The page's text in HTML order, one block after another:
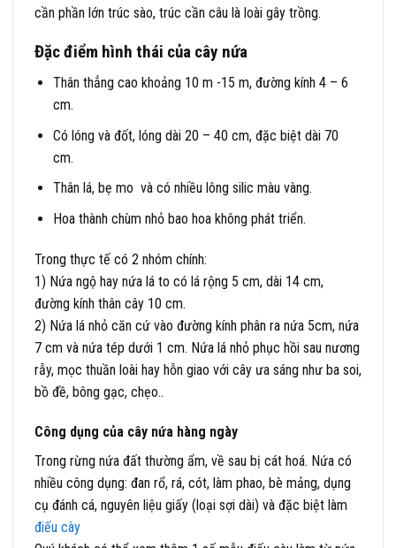
cần phần lớn trúc sào, trúc cần câu là loài gây trồng.
Đặc điểm hình thái của cây nứa
Thân thẳng cao khoảng 10 m -15 m, đường kính 4 – 6
cm.
Có lóng và đốt, lóng dài 20 – 40 cm, đặc biệt dài 70
cm.
Thân lá, bẹ mo và có nhiều lông silic màu vàng.
Hoa thành chùm nhỏ bao hoa không phát triển.
Trong thực tế có 2 nhóm chính:
1) Nứa ngộ hay nứa lá to có lá rộng 5 cm, dài 14 cm,
đường kính thân cây 10 cm.
2) Nứa lá nhỏ căn cứ vào đường kính phân ra nứa 5cm, nứa
7 cm và nứa tép dưới 1 cm. Nứa lá nhỏ phục hồi sau nương
rẫy, mọc thuần loài hay hỗn giao với cây ưa sáng như ba soi,
bồ đề, bông gạc, chẹo..
Công dụng của cây nứa hàng ngày
Trong rừng nứa đất thường ẩm, về sau bị cát hoá. Nứa có
nhiều công dụng: đan rổ, rá, cót, làm phao, bè mảng, dụng
cụ đánh cá, nguyên liệu giấy (loại sợi dài) và đặc biệt làm
điếu cày